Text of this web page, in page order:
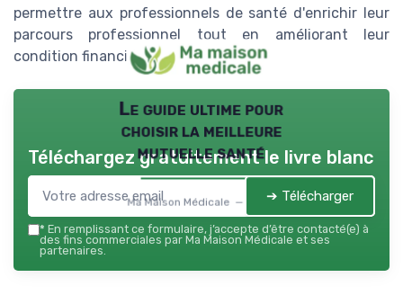
permettre aux professionnels de santé d'enrichir leur
parcours professionnel tout en améliorant leur
condition financière au fil du temps.
Le guide ultime pour
choisir la meilleure
mutuelle santé
Ma Maison Médicale — 2026
Téléchargez gratuitement le livre blanc
➔ Télécharger
* En remplissant ce formulaire, j’accepte d’être contacté(e) à
des fins commerciales par Ma Maison Médicale et ses
partenaires.